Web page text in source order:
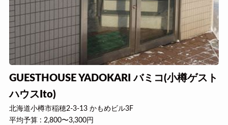
GUESTHOUSE YADOKARI バミコ(小樽ゲスト
ハウスIto)
北海道小樽市稲穂2-3-13 かもめビル3F
平均予算 : 2,800〜3,300円